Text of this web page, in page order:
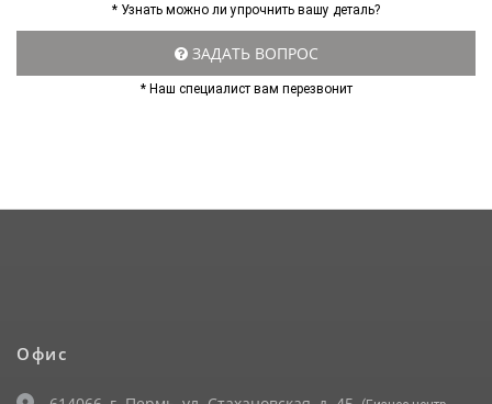
* Узнать можно ли упрочнить вашу деталь?
ЗАДАТЬ ВОПРОС
* Наш специалист вам перезвонит
Офис